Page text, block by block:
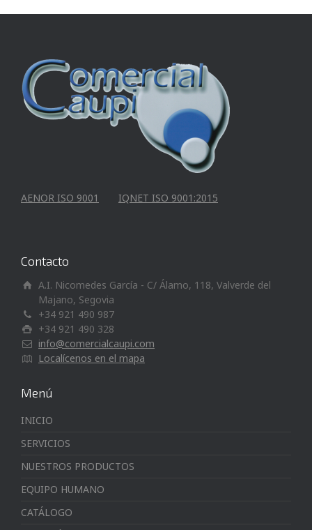
AENOR ISO 9001 IQNET ISO 9001:2015
Contacto
A.I. Nicomedes García - C/ Álamo, 118, Valverde del
Majano, Segovia
+34 921 490 987
+34 921 490 328
info@comercialcaupi.com
Localícenos en el mapa
Menú
INICIO
SERVICIOS
NUESTROS PRODUCTOS
EQUIPO HUMANO
CATÁLOGO